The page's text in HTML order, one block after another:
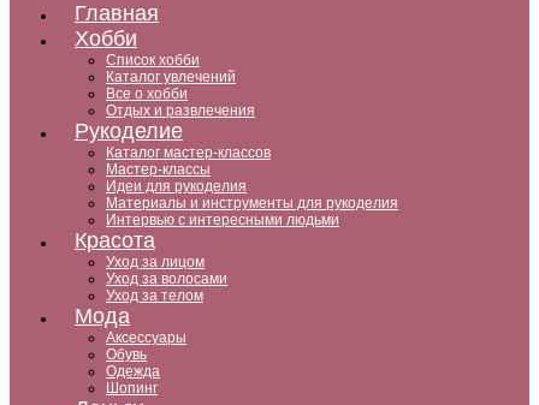
Главная
Хобби
Список хобби
Каталог увлечений
Все о хобби
Отдых и развлечения
Рукоделие
Каталог мастер-классов
Мастер-классы
Идеи для рукоделия
Материалы и инструменты для рукоделия
Интервью с интересными людьми
Красота
Уход за лицом
Уход за волосами
Уход за телом
Мода
Аксессуары
Обувь
Одежда
Шопинг